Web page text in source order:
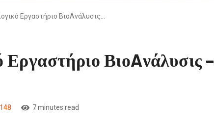
Εργαστήριο ΒιοAνάλυσις…
Εργαστήριο ΒιοAνάλυσις –
148 7 minutes read